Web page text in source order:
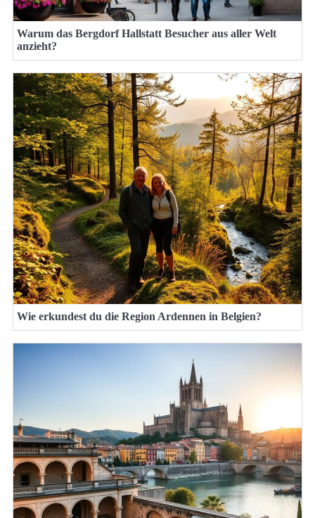
Warum das Bergdorf Hallstatt Besucher aus aller Welt
anzieht?
Wie erkundest du die Region Ardennen in Belgien?